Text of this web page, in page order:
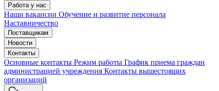
Работа у нас
Наши вакансии Обучение и развитие персонала
Наставничество
Поставщикам
Новости
Контакты
Основные контакты Режим работы График приема граждан
администрацией учреждения Контакты вышестоящих
организаций